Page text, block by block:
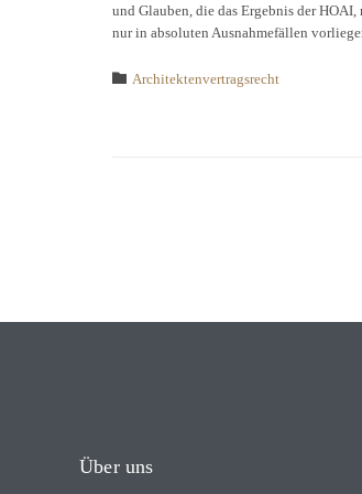
und Glauben, die das Ergebnis der
nur in absoluten Ausnahmefällen
 Category
Architektenvertragsrecht
Über uns